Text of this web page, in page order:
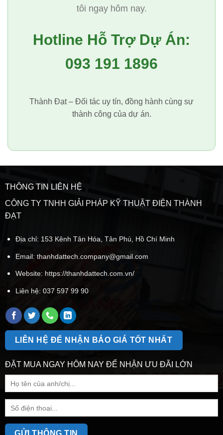
tôi ngay hôm nay.
Hotline Hỗ Trợ Dự Án:
093 191 1896
Thành Đạt – Đối tác uy tín, đồng hành cùng sự
thành công của dự án.
THÔNG TIN LIÊN HỆ
CÔNG TY TNHH GIẢI PHÁP KỸ THUẬT ĐIỆN THÀNH
ĐẠT
Địa chỉ: 153 Kênh Tân Hóa, Tân Phú, Hồ Chí Minh
Email: thanhdattech.company@gmail.com
Website: https://thanhdattech.com.vn/
Liên hệ: 037 597 99 90
LIÊN HỆ ĐỂ NHẬN BÁO GIÁ TỐT NHẤT
ĐẶT MUA NGAY HÔM NAY ĐỂ NHẬN ƯU ĐÃI LỚN